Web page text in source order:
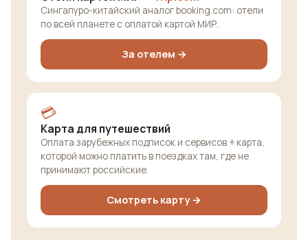
Сингапуро-китайский аналог booking.com: отели
по всей планете с оплатой картой МИР.
За отелем →
💳
Карта для путешествий
Оплата зарубежных подписок и сервисов + карта,
которой можно платить в поездках там, где не
принимают российские.
Смотреть карту →